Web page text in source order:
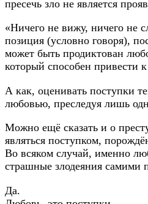
пресечь зло не является
«Ничего не вижу, ничего не
позиция (условно говоря),
может быть продиктован
который способен привести
А как, оценивать поступки
любовью, преследуя лишь
Можно ещё сказать и о
являться поступком,
Во всяком случай, именно
страшные злодеяния самими
Да.